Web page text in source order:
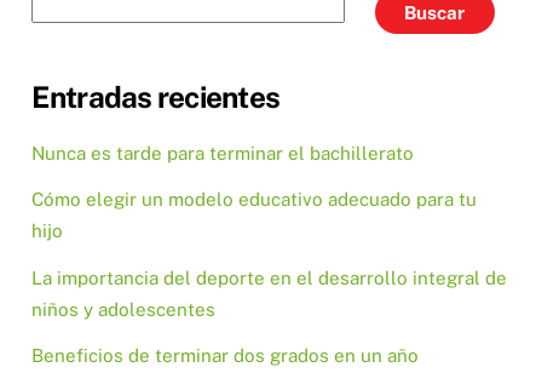
Buscar
Entradas recientes
Nunca es tarde para terminar el bachillerato
Cómo elegir un modelo educativo adecuado para tu
hijo
La importancia del deporte en el desarrollo integral de
niños y adolescentes
Beneficios de terminar dos grados en un año